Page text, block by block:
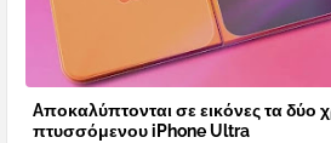
Aποκαλύπτονται σε εικόνες τα δύο
πτυσσόμενου iPhone Ultra